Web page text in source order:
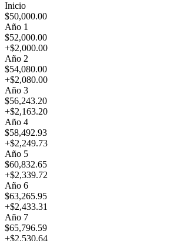
Inicio
$50,000.00
Año 1
$52,000.00
+$2,000.00
Año 2
$54,080.00
+$2,080.00
Año 3
$56,243.20
+$2,163.20
Año 4
$58,492.93
+$2,249.73
Año 5
$60,832.65
+$2,339.72
Año 6
$63,265.95
+$2,433.31
Año 7
$65,796.59
+$2,530.64